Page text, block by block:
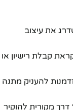
את עיצוב
קבלת רישיון או
להעניק מתנה
מקורית להוקיר